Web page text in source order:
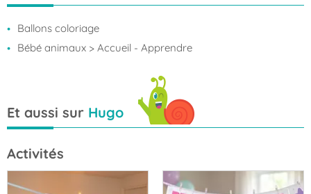
Ballons coloriage
Bébé animaux > Accueil - Apprendre
Et aussi sur Hugo
Activités